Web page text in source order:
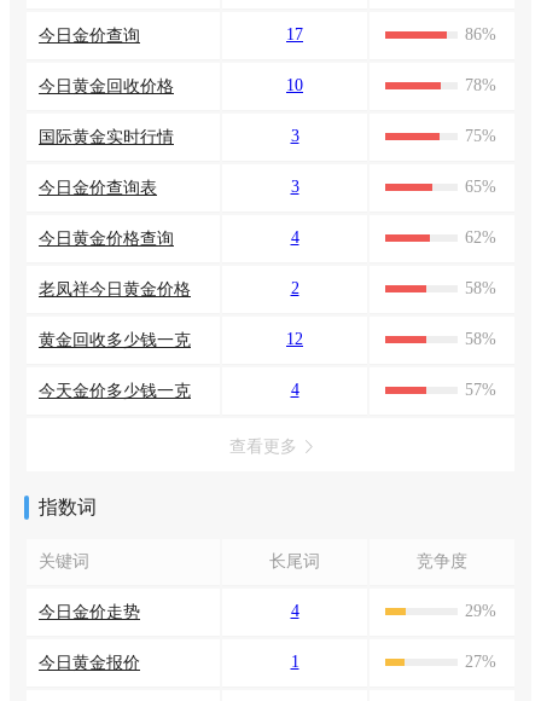
今日金价查询 17 86%
今日黄金回收价格 10 78%
国际黄金实时行情 3 75%
今日金价查询表 3 65%
今日黄金价格查询 4 62%
老凤祥今日黄金价格 2 58%
黄金回收多少钱一克 12 58%
今天金价多少钱一克 4 57%
查看更多
指数词
关键词 长尾词 竞争度
今日金价走势 4 29%
今日黄金报价 1 27%